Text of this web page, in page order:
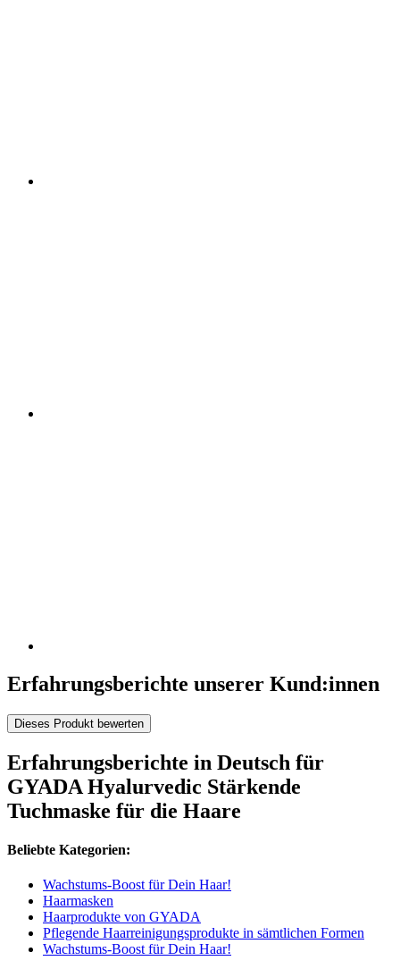
Erfahrungsberichte unserer Kund:innen
Dieses Produkt bewerten
Erfahrungsberichte in Deutsch für
GYADA Hyalurvedic Stärkende
Tuchmaske für die Haare
Beliebte Kategorien:
Wachstums-Boost für Dein Haar!
Haarmasken
Haarprodukte von GYADA
Pflegende Haarreinigungsprodukte in sämtlichen Formen
Wachstums-Boost für Dein Haar!